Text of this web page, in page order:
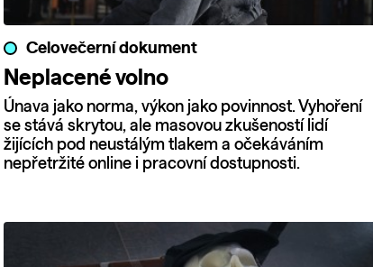
Celovečerní dokument
Neplacené volno
Únava jako norma, výkon jako povinnost. Vyhoření
se stává skrytou, ale masovou zkušeností lidí
žijících pod neustálým tlakem a očekáváním
nepřetržité online i pracovní dostupnosti.